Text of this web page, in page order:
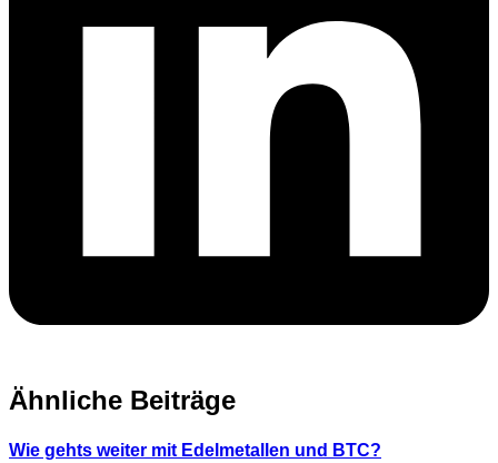
Ähnliche Beiträge
Wie gehts weiter mit Edelmetallen und BTC?